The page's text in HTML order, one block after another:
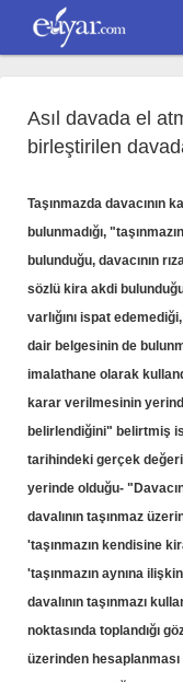
Asıl davada el
birleştirilen
Taşınmazda davacının
bulunmadığı,
bulunduğu, davacının
sözlü kira akdi
varlığını ispat
dair belgesinin de
imalathane olarak
karar verilmesinin
belirlendiğini" belirtmiş
tarihindeki gerçek
yerinde olduğu-
davalının taşınmaz
'taşınmazın kendisine
'taşınmazın aynına
davalının taşınmazı
noktasında toplandığı
üzerinden